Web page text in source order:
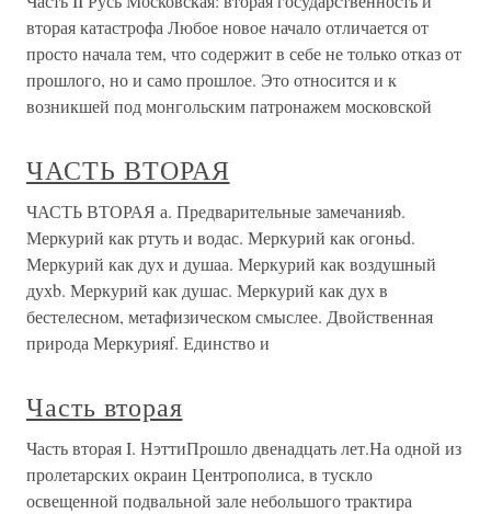
вторая катастрофа Любое новое начало отличается от
просто начала тем, что содержит в себе не только отказ от
прошлого, но и само прошлое. Это относится и к
возникшей под монгольским патронажем московской
ЧАСТЬ ВТОРАЯ
ЧАСТЬ ВТОРАЯ а. Предварительные замечанияb.
Меркурий как ртуть и водас. Меркурий как огоньd.
Меркурий как дух и душаа. Меркурий как воздушный
духb. Меркурий как душас. Меркурий как дух в
бестелесном, метафизическом смыслее. Двойственная
природа Меркурияf. Единство и
Часть вторая
Часть вторая I. НэттиПрошло двенадцать лет.На одной из
пролетарских окраин Центрополиса, в тускло
освещенной подвальной зале небольшого трактира